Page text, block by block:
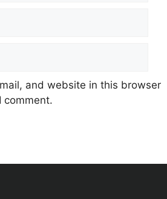
and website in this browser
comment.